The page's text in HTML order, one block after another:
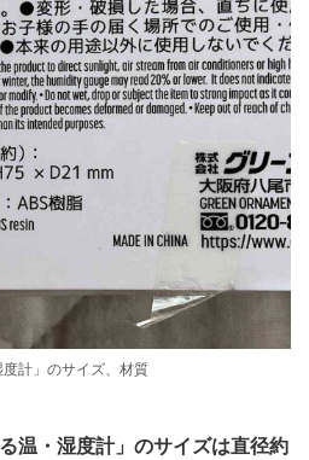
計」のサイズ、材質
温・湿度計」のサイズは直径約